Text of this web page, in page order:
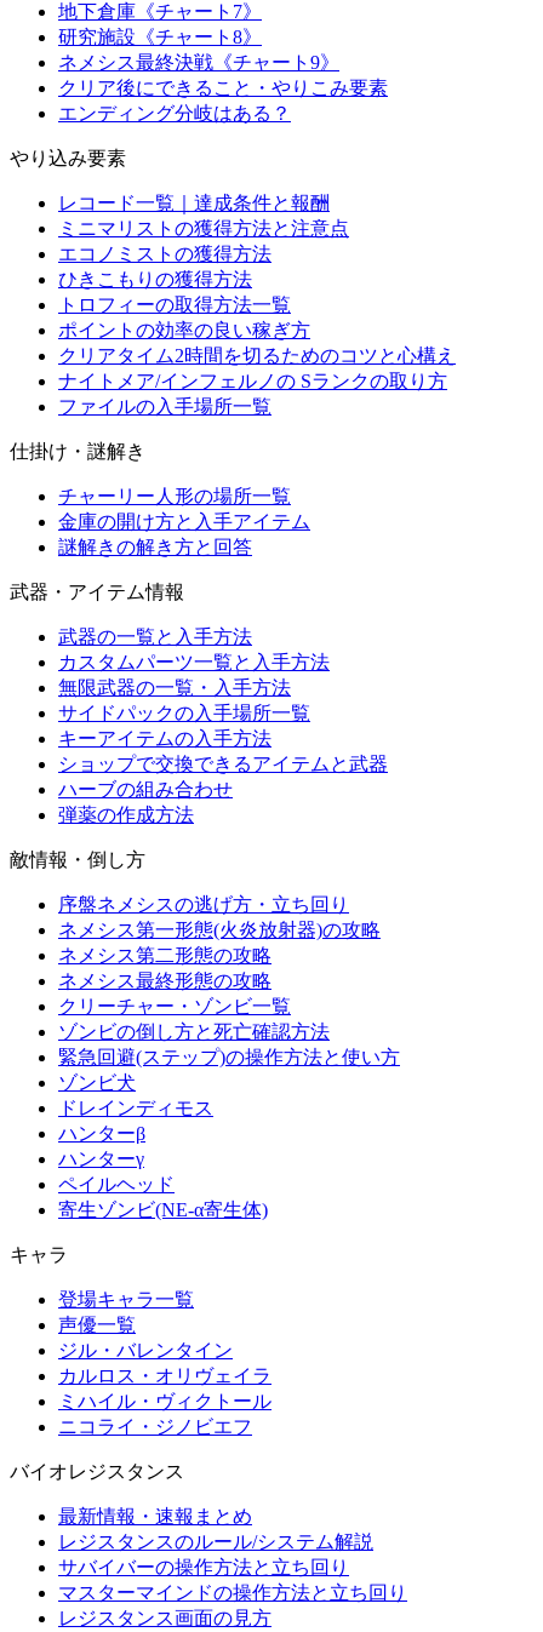
地下倉庫《チャート7》
研究施設《チャート8》
ネメシス最終決戦《チャート9》
クリア後にできること・やりこみ要素
エンディング分岐はある？
やり込み要素
レコード一覧｜達成条件と報酬
ミニマリストの獲得方法と注意点
エコノミストの獲得方法
ひきこもりの獲得方法
トロフィーの取得方法一覧
ポイントの効率の良い稼ぎ方
クリアタイム2時間を切るためのコツと心構え
ナイトメア/インフェルノの Sランクの取り方
ファイルの入手場所一覧
仕掛け・謎解き
チャーリー人形の場所一覧
金庫の開け方と入手アイテム
謎解きの解き方と回答
武器・アイテム情報
武器の一覧と入手方法
カスタムパーツ一覧と入手方法
無限武器の一覧・入手方法
サイドパックの入手場所一覧
キーアイテムの入手方法
ショップで交換できるアイテムと武器
ハーブの組み合わせ
弾薬の作成方法
敵情報・倒し方
序盤ネメシスの逃げ方・立ち回り
ネメシス第一形態(火炎放射器)の攻略
ネメシス第二形態の攻略
ネメシス最終形態の攻略
クリーチャー・ゾンビ一覧
ゾンビの倒し方と死亡確認方法
緊急回避(ステップ)の操作方法と使い方
ゾンビ犬
ドレインディモス
ハンターβ
ハンターγ
ペイルヘッド
寄生ゾンビ(NE-α寄生体)
キャラ
登場キャラ一覧
声優一覧
ジル・バレンタイン
カルロス・オリヴェイラ
ミハイル・ヴィクトール
ニコライ・ジノビエフ
バイオレジスタンス
最新情報・速報まとめ
レジスタンスのルール/システム解説
サバイバーの操作方法と立ち回り
マスターマインドの操作方法と立ち回り
レジスタンス画面の見方